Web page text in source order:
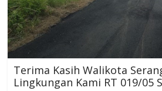
Terima Kasih Walikota
Lingkungan Kami RT 019/05